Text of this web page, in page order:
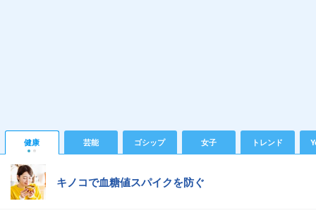
健康 芸能 ゴシップ 女子 トレンド
キノコで血糖値スパイクを防ぐ